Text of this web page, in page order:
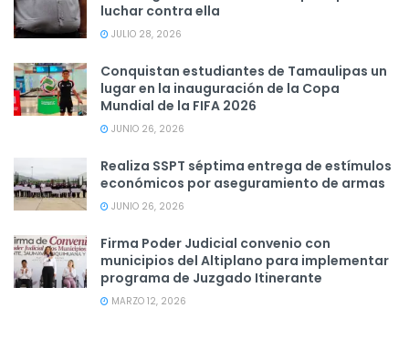
luchar contra ella
JULIO 28, 2026
Conquistan estudiantes de Tamaulipas un
lugar en la inauguración de la Copa
Mundial de la FIFA 2026
JUNIO 26, 2026
Realiza SSPT séptima entrega de estímulos
económicos por aseguramiento de armas
JUNIO 26, 2026
Firma Poder Judicial convenio con
municipios del Altiplano para implementar
programa de Juzgado Itinerante
MARZO 12, 2026